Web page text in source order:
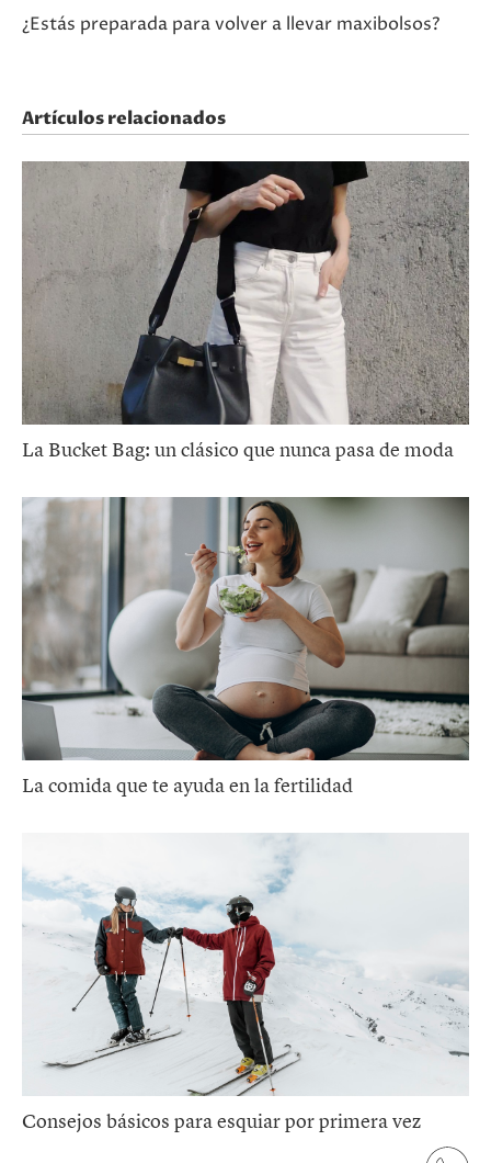
¿Estás preparada para volver a llevar maxibolsos?
Artículos relacionados
La Bucket Bag: un clásico que nunca pasa de moda
La comida que te ayuda en la fertilidad
Consejos básicos para esquiar por primera vez